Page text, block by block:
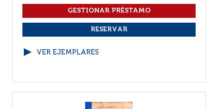
VER EJEMPLARES